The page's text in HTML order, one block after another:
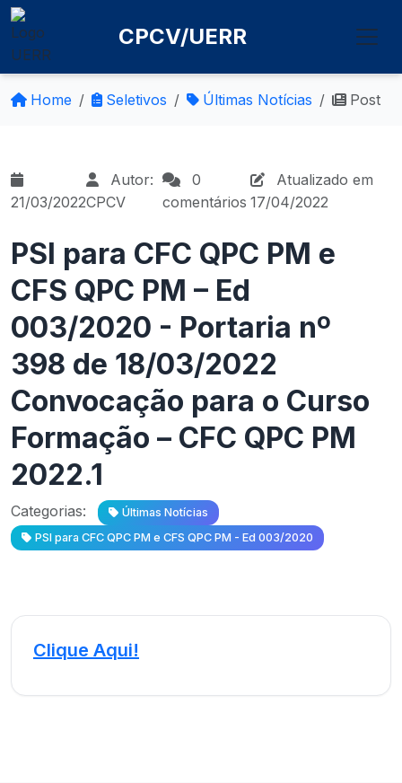
CPCV/UERR
Home Seletivos Últimas Notícias Post
21/03/2022
Autor:
CPCV
0
comentários
Atualizado em
17/04/2022
PSI para CFC QPC PM e
CFS QPC PM – Ed
003/2020 - Portaria nº
398 de 18/03/2022
Convocação para o Curso
Formação – CFC QPC PM
2022.1
Categorias:
Últimas Notícias
PSI para CFC QPC PM e CFS QPC PM - Ed 003/2020
Clique Aqui!